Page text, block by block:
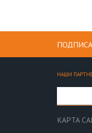
НАШИ
КАРТА